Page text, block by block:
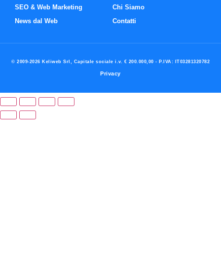
SEO & Web Marketing
News dal Web
Chi Siamo
Contatti
© 2009-2026 Keliweb Srl, Capitale sociale i.v. € 200.000,00 - P.IVA: IT03281320782
Privacy